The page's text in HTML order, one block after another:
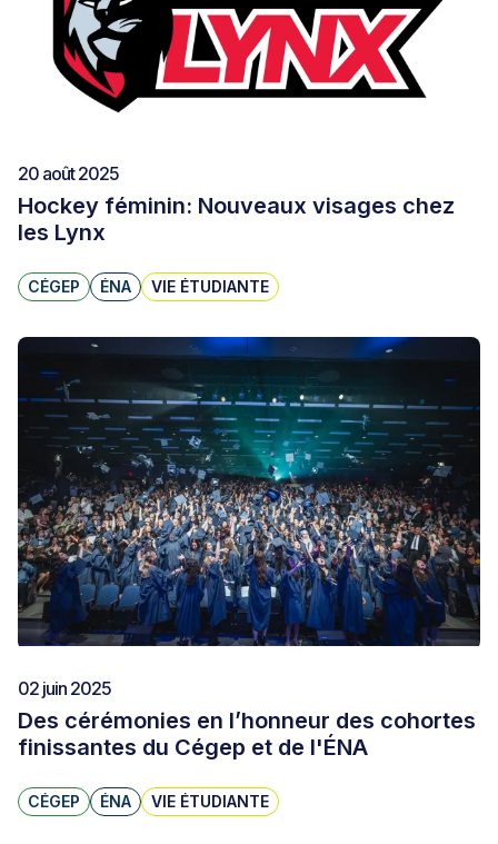
20 août 2025
Hockey féminin: Nouveaux visages chez
les Lynx
CÉGEP ÉNA VIE ÉTUDIANTE
02 juin 2025
Des cérémonies en l’honneur des cohortes
finissantes du Cégep et de l'ÉNA
CÉGEP ÉNA VIE ÉTUDIANTE